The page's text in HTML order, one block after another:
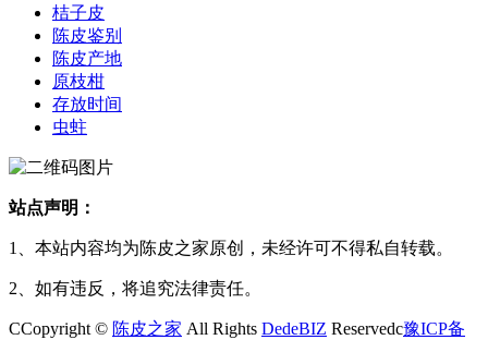
桔子皮
陈皮鉴别
陈皮产地
原枝柑
存放时间
虫蛀
站点声明：
1、本站内容均为陈皮之家原创，未经许可不得私自转载。
2、如有违反，将追究法律责任。
CCopyright © 陈皮之家 All Rights DedeBIZ Reservedc豫ICP备